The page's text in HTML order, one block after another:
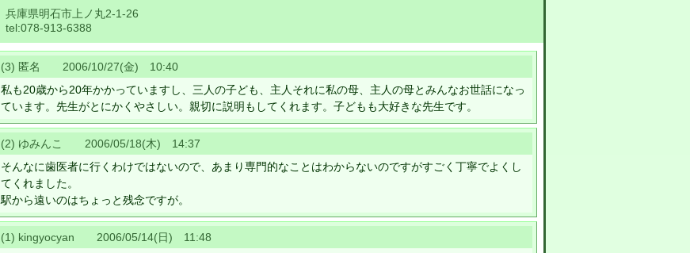
兵庫県明石市上ノ丸2-1-26
tel:078-913-6388
(3) 匿名 2006/10/27(金) 10:40
私も20歳から20年かかっていますし、三人の子ども、主人それに私の母、主人の母とみんなお世話になっ
ています。先生がとにかくやさしい。親切に説明もしてくれます。子どもも大好きな先生です。
(2) ゆみんこ 2006/05/18(木) 14:37
そんなに歯医者に行くわけではないので、あまり専門的なことはわからないのですがすごく丁寧でよくし
てくれました。
駅から遠いのはちょっと残念ですが。
(1) kingyocyan 2006/05/14(日) 11:48